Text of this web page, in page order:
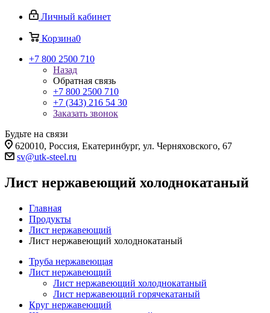
Личный кабинет
Корзина0
+7 800 2500 710
Назад
Обратная связь
+7 800 2500 710
+7 (343) 216 54 30
Заказать звонок
Будьте на связи
620010, Россия, Екатеринбург, ул. Черняховского, 67
sv@utk-steel.ru
Лист нержавеющий холоднокатаный
Главная
Продукты
Лист нержавеющий
Лист нержавеющий холоднокатаный
Труба нержавеющая
Лист нержавеющий
Лист нержавеющий холоднокатаный
Лист нержавеющий горячекатаный
Круг нержавеющий